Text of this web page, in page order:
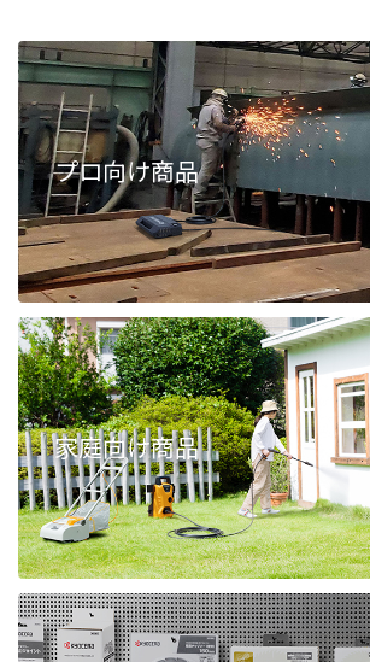
プロ向け商品
家庭向け商品